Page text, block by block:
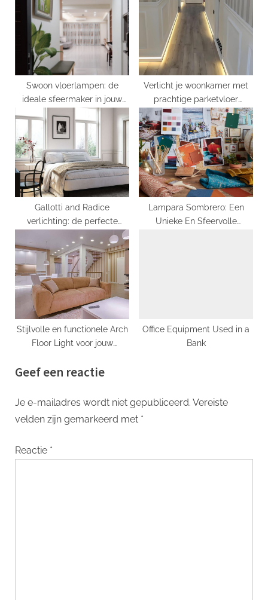
:
Swoon vloerlampen: de
ideale sfeermaker in jouw
interieur!
Verlicht je woonkamer met
prachtige parketvloer
verlichting
Gallotti and Radice
verlichting: de perfecte
combinatie tussen elegantie
en functionaliteit
Lampara Sombrero: Een
Unieke En Sfeervolle
Stijlvolle en functionele Arch
Floor Light voor jouw
Office Equipment Used in a
Bank
Geef een reactie
Je e-mailadres wordt niet gepubliceerd. Vereiste
velden zijn gemarkeerd met *
Reactie *